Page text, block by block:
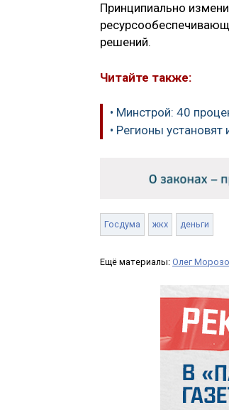
Принципиально
решений.
Читайте также:
• Минстрой: 40
• Регионы
Госдума жкх деньги
Ещё материалы: Олег